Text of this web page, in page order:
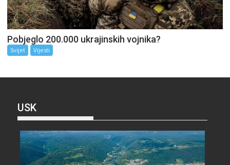
Pobjeglo 200.000 ukrajinskih vojnika?
Svijet Vijesti
USK